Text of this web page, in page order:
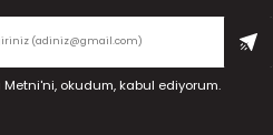
Metni'ni, okudum, kabul ediyorum.